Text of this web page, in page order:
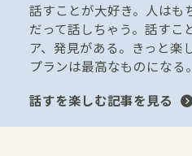
話すことが大好き。人はも
だって話しちゃう。話すこ
ア、発見がある。きっと楽
プランは最高なものになる。
話すを楽しむ記事を見る